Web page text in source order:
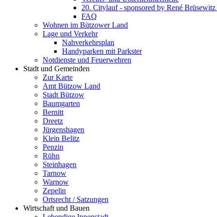
20. Citylauf - sponsored by René
FAQ
Wohnen im Bützower Land
Lage und Verkehr
Nahverkehrsplan
Handyparken mit Parkster
Notdienste und Feuerwehren
Stadt und Gemeinden
Zur Karte
Amt Bützow Land
Stadt Bützow
Baumgarten
Bernitt
Dreetz
Jürgenshagen
Klein Belitz
Penzin
Rühn
Steinhagen
Tarnow
Warnow
Zepelin
Ortsrecht / Satzungen
Wirtschaft und Bauen